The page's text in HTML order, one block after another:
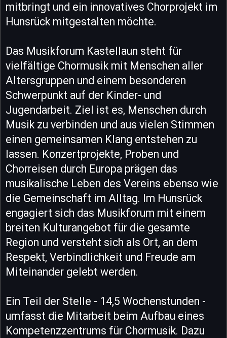
mitbringt und ein innovatives Chorprojekt im
Hunsrück mitgestalten möchte.
Das Musikforum Kastellaun steht für
vielfältige Chormusik mit Menschen aller
Altersgruppen und einem besonderen
Schwerpunkt auf der Kinder- und
Jugendarbeit. Ziel ist es, Menschen durch
Musik zu verbinden und aus vielen Stimmen
einen gemeinsamen Klang entstehen zu
lassen. Konzertprojekte, Proben und
Chorreisen durch Europa prägen das
musikalische Leben des Vereins ebenso wie
die Gemeinschaft im Alltag. Im Hunsrück
engagiert sich das Musikforum mit einem
breiten Kulturangebot für die gesamte
Region und versteht sich als Ort, an dem
Respekt, Verbindlichkeit und Freude am
Miteinander gelebt werden.
Ein Teil der Stelle - 14,5 Wochenstunden -
umfasst die Mitarbeit beim Aufbau eines
Kompetenzzentrums für Chormusik. Dazu